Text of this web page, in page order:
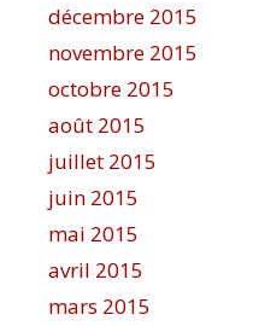
décembre 2015
novembre 2015
octobre 2015
août 2015
juillet 2015
juin 2015
mai 2015
avril 2015
mars 2015